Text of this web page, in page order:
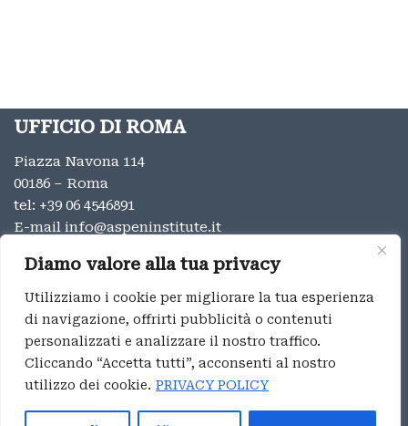
Diamo valore alla tua privacy
Utilizziamo i cookie per migliorare la tua esperienza
di navigazione, offrirti pubblicità o contenuti
personalizzati e analizzare il nostro traffico.
Cliccando “Accetta tutti”, acconsenti al nostro
utilizzo dei cookie. PRIVACY POLICY
UFFICIO DI ROMA
Piazza Navona 114
00186 – Roma
tel: +39 06 4546891
E-mail info@aspeninstitute.it
UFFICIO DI MILANO
Via Vincenzo Monti 12
20123 – Milano
tel:+39 02 9996131
E-mail:info@aspeninstitute.it
Privacy
Aspen Institute Italia ® 2023